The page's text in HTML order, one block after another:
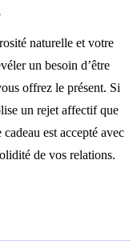
naturelle et votre
un besoin d’être
offrez le présent. Si
un rejet affectif que
est accepté avec
de vos relations.